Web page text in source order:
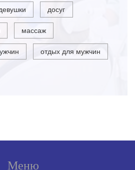
досуг
массаж
отдых для мужчин
Меню